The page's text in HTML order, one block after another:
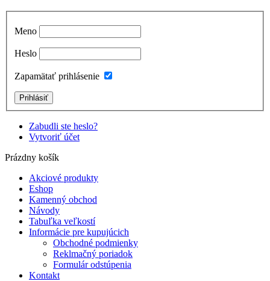
Meno
Heslo
Zapamätať prihlásenie
Zabudli ste heslo?
Vytvoriť účet
Prázdny košík
Akciové produkty
Eshop
Kamenný obchod
Návody
Tabuľka veľkostí
Informácie pre kupujúcich
Obchodné podmienky
Reklmačný poriadok
Formulár odstúpenia
Kontakt